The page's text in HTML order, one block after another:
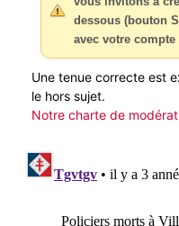
dessous (bouton
avec votre compte
Une tenue correcte est
le hors sujet.
Notre charte de